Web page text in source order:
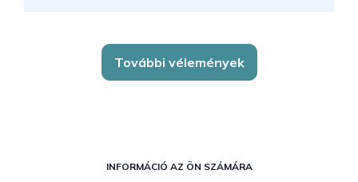
További vélemények
INFORMÁCIÓ AZ ÖN SZÁMÁRA